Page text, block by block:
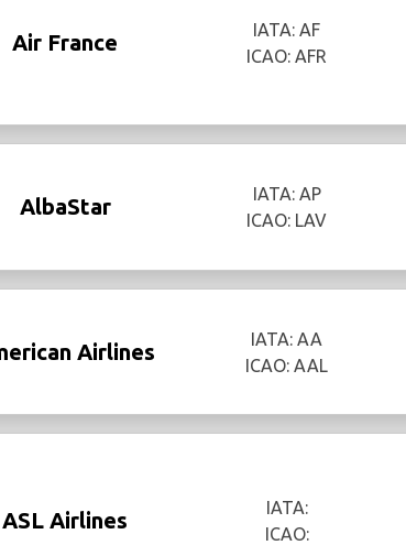
Air France
IATA: AF
ICAO: AFR
AlbaStar
IATA: AP
ICAO: LAV
Airlines
IATA: AA
ICAO: AAL
ASL Airlines
IATA:
ICAO: